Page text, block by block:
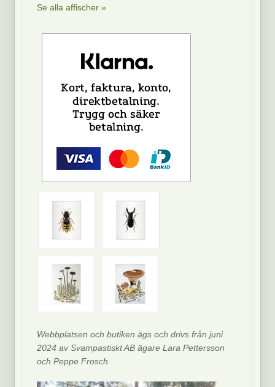
Se alla affischer »
Webbplatsen och butiken ägs och drivs från juni
2024 av Svampastiskt AB ägare Lara Pettersson
och Peppe Frosch.